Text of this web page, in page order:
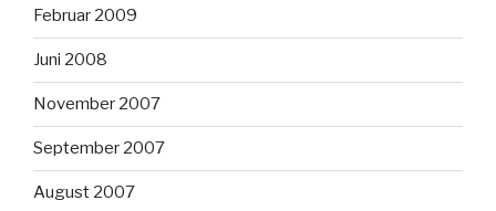
Februar 2009
Juni 2008
November 2007
September 2007
August 2007